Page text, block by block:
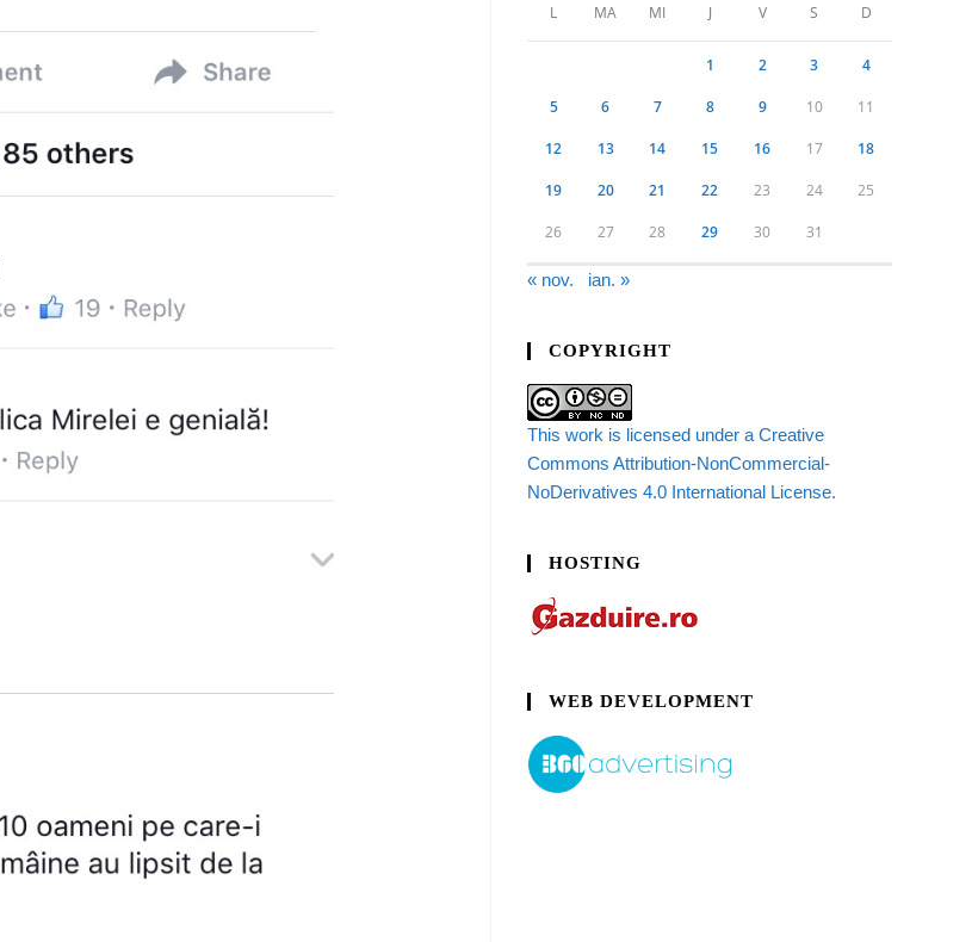
L MA MI J V S D
1 2 3 4
5 6 7 8 9 10 11
12 13 14 15 16 17 18
19 20 21 22 23 24 25
26 27 28 29 30 31
« nov. ian. »
COPYRIGHT
This work is licensed under a Creative
Commons Attribution-NonCommercial-
NoDerivatives 4.0 International License.
HOSTING
WEB DEVELOPMENT